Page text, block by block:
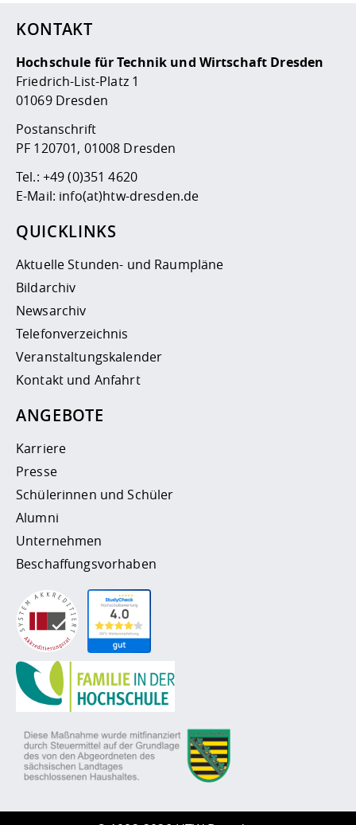
KONTAKT
Hochschule für Technik und Wirtschaft Dresden
Friedrich-List-Platz 1
01069 Dresden
Postanschrift
PF 120701, 01008 Dresden
Tel.: +49 (0)351 4620
E-Mail: info(at)htw-dresden.de
QUICKLINKS
Aktuelle Stunden- und Raumpläne
Bildarchiv
Newsarchiv
Telefonverzeichnis
Veranstaltungskalender
Kontakt und Anfahrt
ANGEBOTE
Karriere
Presse
Schülerinnen und Schüler
Alumni
Unternehmen
Beschaffungsvorhaben